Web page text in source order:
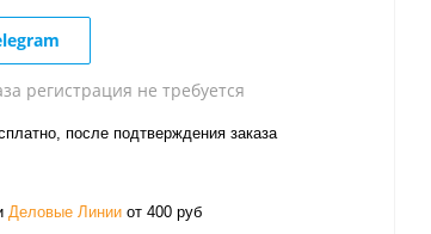
регистрация не требуется
после подтверждения заказа
Деловые Линии от 400 руб